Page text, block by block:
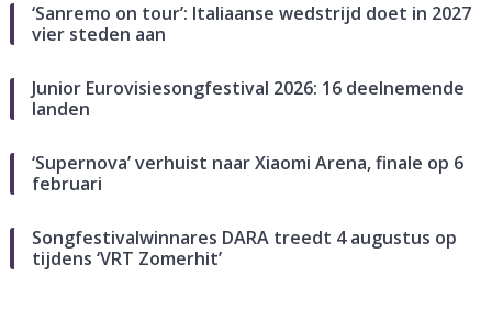
‘Sanremo on tour’: Italiaanse wedstrijd doet in 2027
vier steden aan
Junior Eurovisiesongfestival 2026: 16 deelnemende
landen
‘Supernova’ verhuist naar Xiaomi Arena, finale op 6
februari
Songfestivalwinnares DARA treedt 4 augustus op
tijdens ‘VRT Zomerhit’